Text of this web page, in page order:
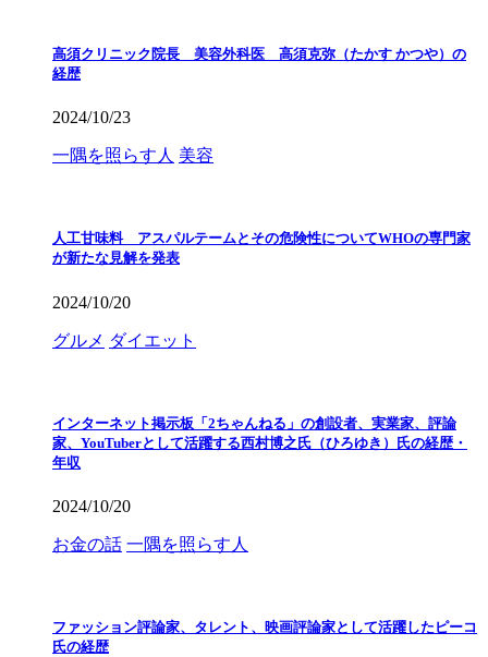
高須クリニック院長 美容外科医 高須克弥（たかす かつや）の
経歴
2024/10/23
一隅を照らす人 美容
人工甘味料 アスパルテームとその危険性についてWHOの専門家
が新たな見解を発表
2024/10/20
グルメ ダイエット
インターネット掲示板「2ちゃんねる」の創設者、実業家、評論
家、YouTuberとして活躍する西村博之氏（ひろゆき）氏の経歴・
年収
2024/10/20
お金の話 一隅を照らす人
ファッション評論家、タレント、映画評論家として活躍したピーコ
氏の経歴